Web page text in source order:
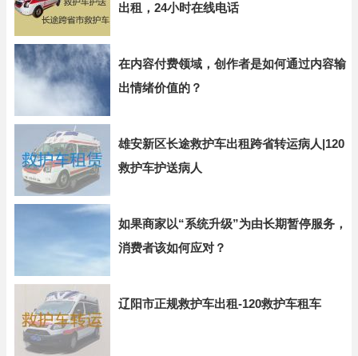
出租，24小时在线电话
在内容付费领域，创作者是如何通过内容输
出情绪价值的？
雄安新区长途救护车出租跨省转运病人|120
救护车护送病人
如果商家以“系统升级”为由长期暂停服务，
消费者该如何应对？
辽阳市正规救护车出租-120救护车租车